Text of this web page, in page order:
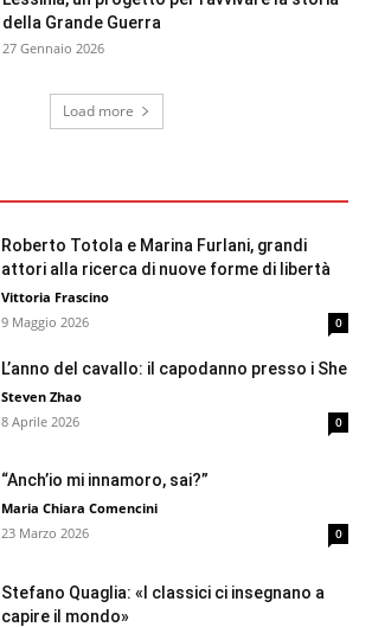
della Grande Guerra
27 Gennaio 2026
Load more
Roberto Totola e Marina Furlani, grandi
attori alla ricerca di nuove forme di libertà
Vittoria Frascino
9 Maggio 2026
0
L’anno del cavallo: il capodanno presso i She
Steven Zhao
8 Aprile 2026
0
“Anch’io mi innamoro, sai?”
Maria Chiara Comencini
23 Marzo 2026
0
Stefano Quaglia: «I classici ci insegnano a
capire il mondo»